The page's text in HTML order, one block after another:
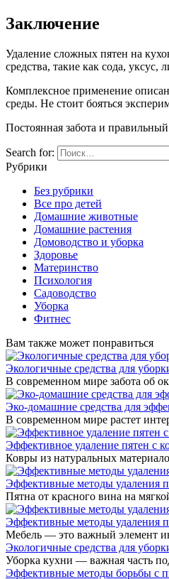
Заключение
Удаление сложных пятен на
средства, такие как сода,
Комплексное применение
среды. Не стоит бояться
Постоянная забота и
Search for:
Рубрики
Без рубрики
Все про детей
Домашние животные
Домашние растения
Домоводство и уборка
Здоровье
Материнство
Психология
Садоводство
Уборка
Фитнес
Вам также может понравиться
Экологичные средства для
В современном мире забота об
Эко-домашние средства для
В современном мире растет
Эффективное удаление пятен с
Ковры из натуральных
Эффективные методы удаления
Пятна от красного вина на
Эффективные методы удаления
Мебель — это важный элемент
Экологичные средства для
Уборка кухни — важная часть
Эффективные методы борьбы с